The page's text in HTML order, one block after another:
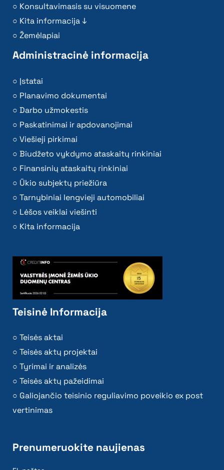
Konsultavimasis su visuomene
Kita informacija ↓
Žemėlapiai
Administracinė informacija
Įstatai
Planavimo dokumentai
Darbo užmokestis
Paskatinimai ir apdovanojimai
Viešieji pirkimai
Biudžeto vykdymo ataskaitų rinkiniai
Finansinių ataskaitų rinkiniai
Ūkio subjektų priežiūra
Tarnybiniai lengvieji automobiliai
Lėšos veiklai viešinti
Kita informacija
Teisinė Informacija
Teisės aktai
Teisės aktų projektai
Tyrimai ir analizės
Teisės aktų pažeidimai
Galiojančio teisinio reguliavimo poveikio ex post
vertinimas
Prenumeruokite naujienas